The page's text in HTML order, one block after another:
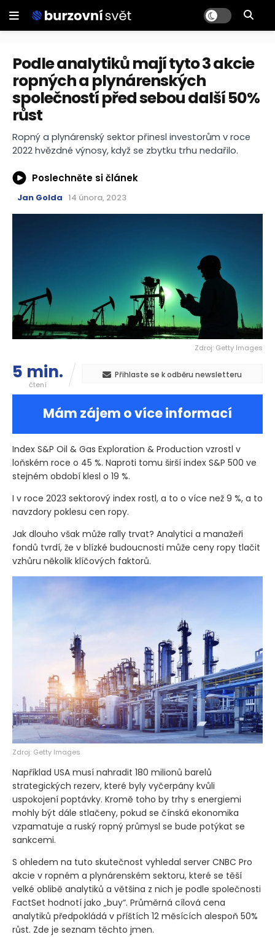
Podle analytiků mají tyto 3 akcie
ropných a plynárenských
společností před sebou další 50%
růst
Ropný a plynárenský sektor přinesl investorům v roce
2022 hvězdné výnosy, když se zbytku trhu nedařilo.
Poslechněte si článek
Jan Golda 14 února, 2023
Zdroj: Getty Images
5 min.
čtení
Přihlaste se k odběru newsletteru
Mám zájem o více informací
Index S&P Oil & Gas Exploration & Production vzrostl v
loňském roce o 45 %. Naproti tomu širší index S&P 500 ve
stejném období klesl o 19 %.
I v roce 2023 sektorový index rostl, a to o více než 9 %, a to
navzdory poklesu cen ropy.
Jak dlouho však může rally trvat? Analytici a manažeři
fondů tvrdí, že v blízké budoucnosti může ceny ropy tlačit
vzhůru několik klíčových faktorů.
Zdroj: Getty Images
Například USA musí nahradit 180 milionů barelů
strategických rezerv, které byly vyčerpány kvůli
uspokojení poptávky. Kromě toho by trhy s energiemi
mohly být dále stlačeny, pokud se čínská ekonomika
vzpamatuje a ruský ropný průmysl se bude potýkat se
sankcemi.
S ohledem na tuto skutečnost vyhledal server CNBC Pro
akcie v ropném a plynárenském sektoru, které se těší
velké oblibě analytiků a většina z nich je podle společnosti
FactSet hodnotí jako „buy“. Průměrná cílová cena
analytiků předpokládá v příštích 12 měsících alespoň 50%
růst. Zde je seznam těchto jmen.